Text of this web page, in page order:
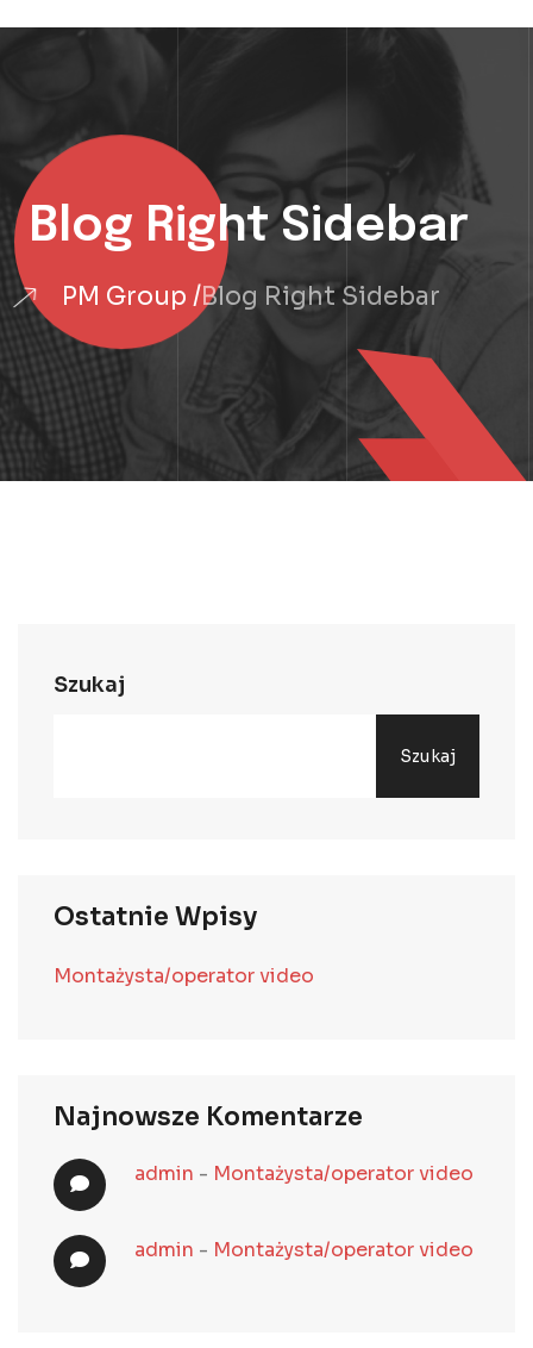
Blog Right Sidebar
PM Group Blog Right Sidebar
Szukaj
Szukaj
Ostatnie Wpisy
Montażysta/operator video
Najnowsze Komentarze
admin - Montażysta/operator video
admin - Montażysta/operator video